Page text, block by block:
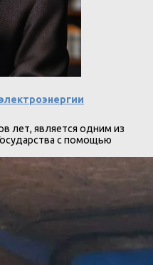
лет, является одним из
с помощью